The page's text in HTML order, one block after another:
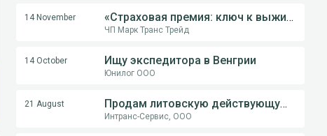
14 November «Страховая премия: ключ к выживанию перевозчика в международной логистике»
ЧП Марк Транс Трейд
14 October Ищу экспедитора в Венгрии
Юнилог ООО
21 August Продам литовскую действующую компанию
Интранс-Сервис, ООО